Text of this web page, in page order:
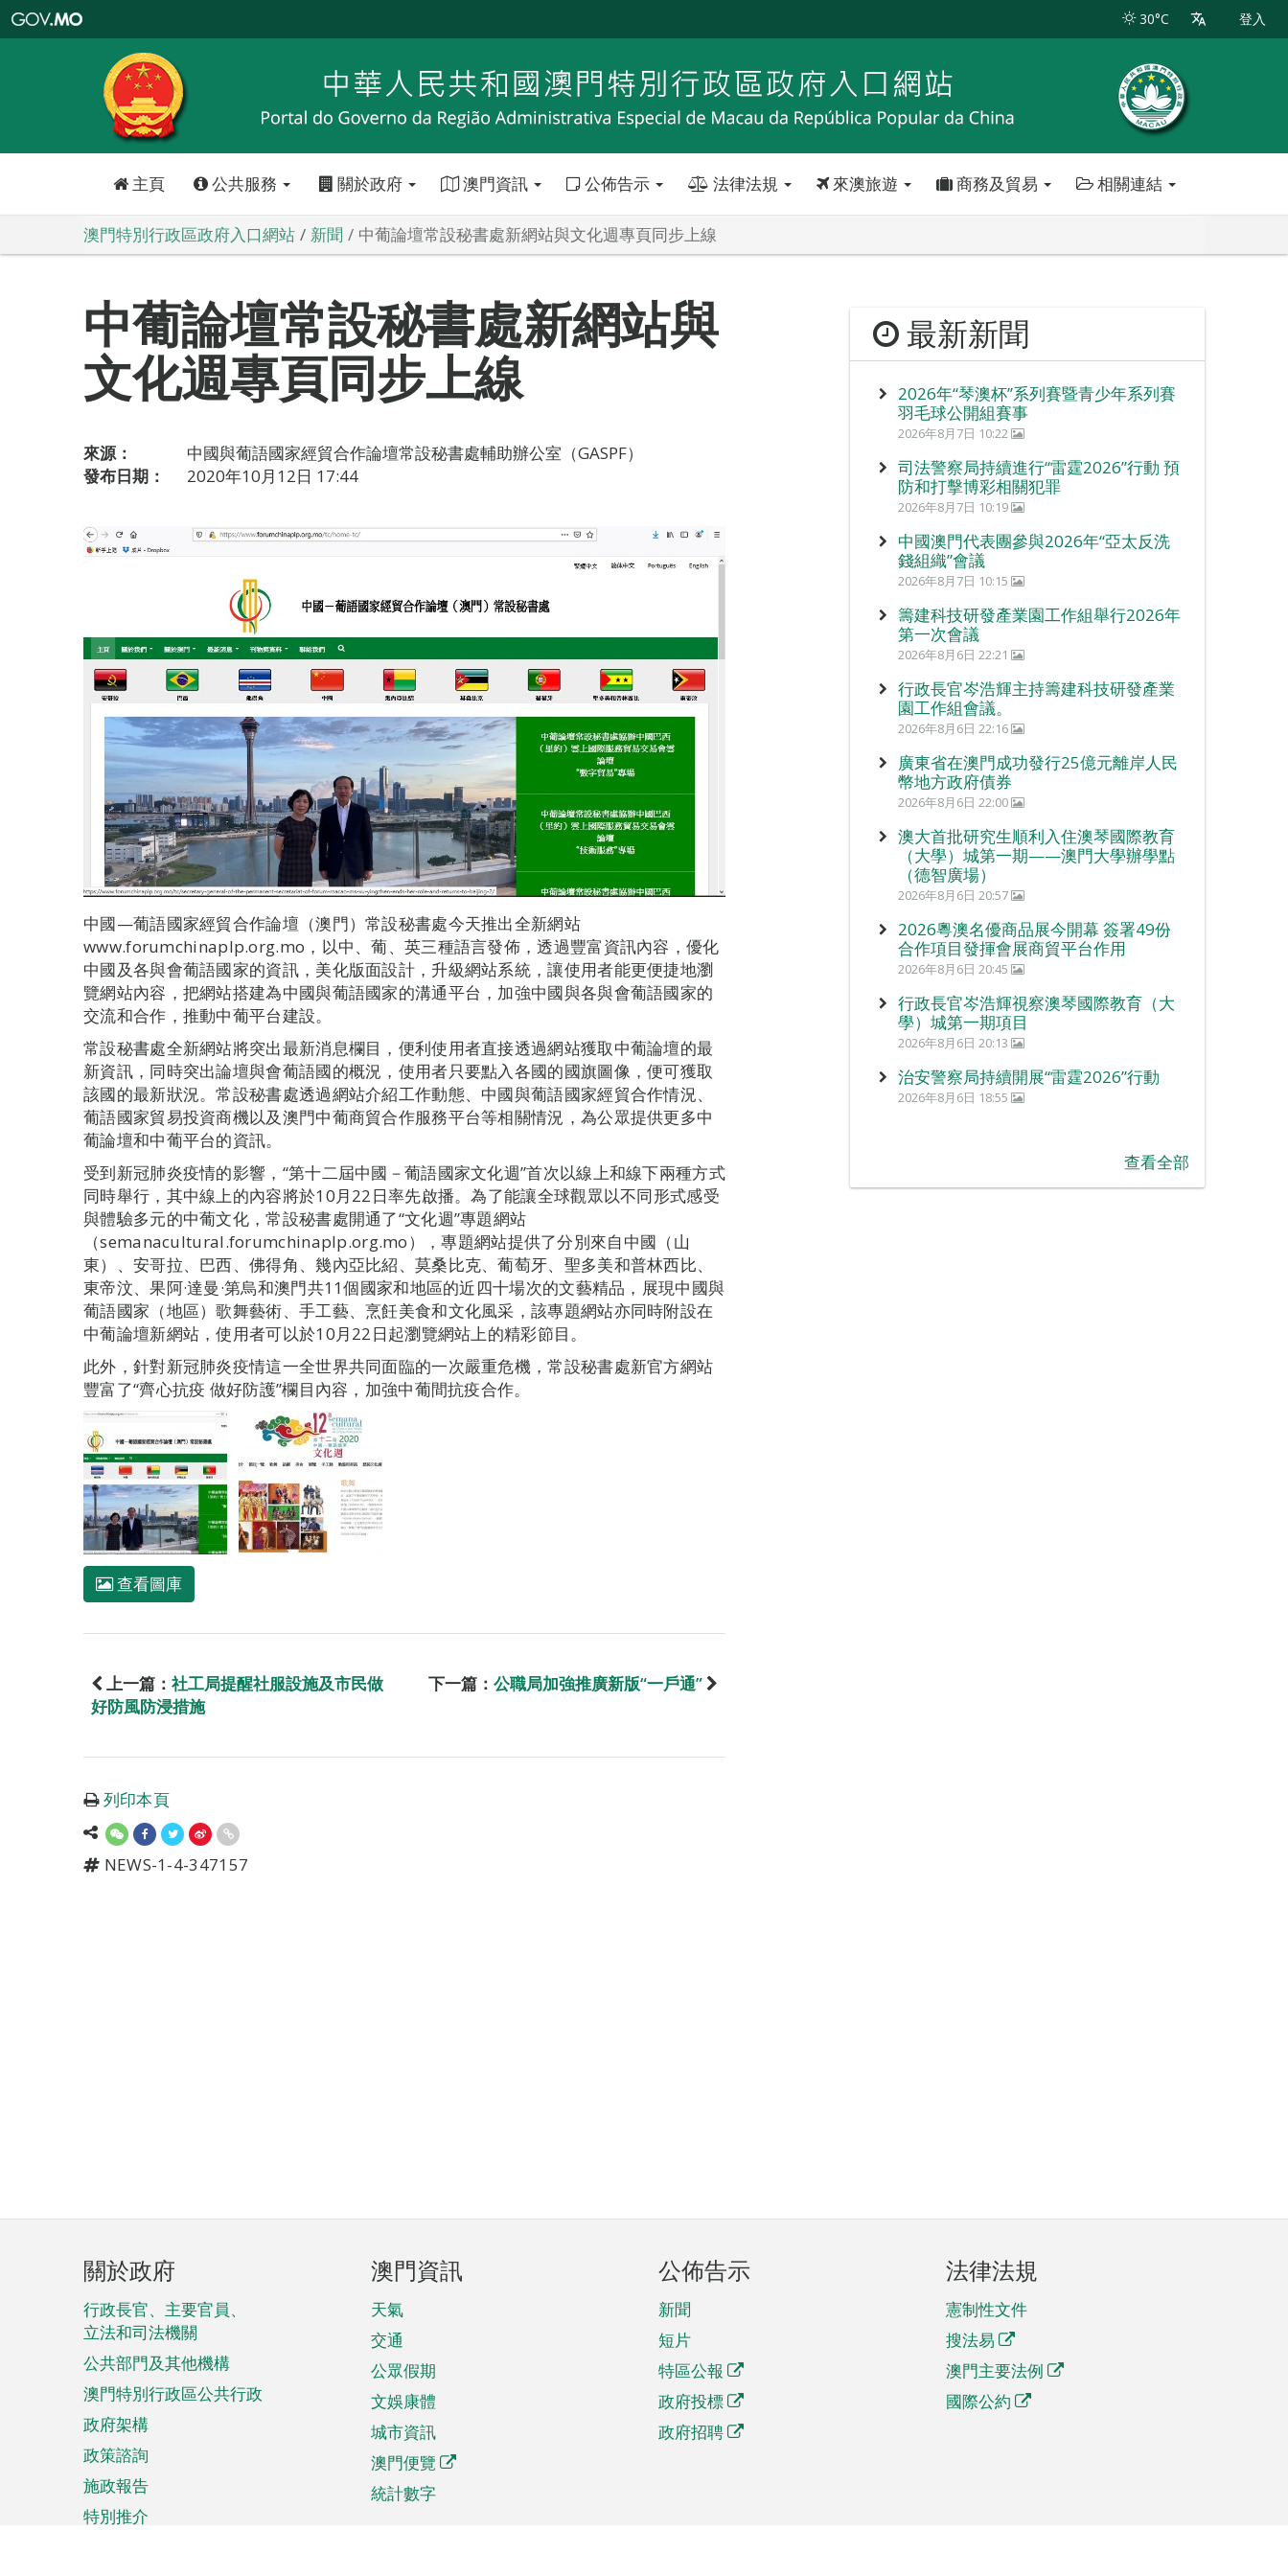
特
政
區
政
口
30°C 登入
主頁 公共服務 關於政府 澳門資訊 公佈告示 法律法規 來澳旅遊 商務及貿易 相關連結
澳門特別行政區政府入口網站 新聞 中葡論壇常設秘書處新網站與文化週專頁同步上線
中葡論壇常設秘書處新網站與
文化週專頁同步上線
來源：
中國與葡語國家經貿合作論壇常設秘書處輔助辦公室（GASPF）
發布日期：
2020年10月12日 17:44
中國—葡語國家經貿合作論壇（澳門）常設秘書處今天推出全新網站
www.forumchinaplp.org.mo，以中、葡、英三種語言發佈，透過豐富資訊內容，優化
中國及各與會葡語國家的資訊，美化版面設計，升級網站系統，讓使用者能更便捷地瀏
覽網站內容，把網站搭建為中國與葡語國家的溝通平台，加強中國與各與會葡語國家的
交流和合作，推動中葡平台建設。
常設秘書處全新網站將突出最新消息欄目，便利使用者直接透過網站獲取中葡論壇的最
新資訊，同時突出論壇與會葡語國的概況，使用者只要點入各國的國旗圖像，便可獲取
該國的最新狀況。常設秘書處透過網站介紹工作動態、中國與葡語國家經貿合作情況、
葡語國家貿易投資商機以及澳門中葡商貿合作服務平台等相關情況，為公眾提供更多中
葡論壇和中葡平台的資訊。
受到新冠肺炎疫情的影響，“第十二屆中國－葡語國家文化週”首次以線上和線下兩種方式
同時舉行，其中線上的內容將於10月22日率先啟播。為了能讓全球觀眾以不同形式感受
與體驗多元的中葡文化，常設秘書處開通了“文化週”專題網站
（semanacultural.forumchinaplp.org.mo），專題網站提供了分別來自中國（山
東）、安哥拉、巴西、佛得角、幾內亞比紹、莫桑比克、葡萄牙、聖多美和普林西比、
東帝汶、果阿·達曼·第烏和澳門共11個國家和地區的近四十場次的文藝精品，展現中國與
葡語國家（地區）歌舞藝術、手工藝、烹飪美食和文化風采，該專題網站亦同時附設在
中葡論壇新網站，使用者可以於10月22日起瀏覽網站上的精彩節目。
此外，針對新冠肺炎疫情這一全世界共同面臨的一次嚴重危機，常設秘書處新官方網站
豐富了“齊心抗疫 做好防護”欄目內容，加強中葡間抗疫合作。
查看圖庫
上一篇： 社工局提醒社服設施及市民做
好防風防浸措施
下一篇： 公職局加強推廣新版“一戶通”
列印本頁
NEWS-1-4-347157
最新新聞
2026年“琴澳杯”系列賽暨青少年系列賽
羽毛球公開組賽事
2026年8月7日 10:22
司法警察局持續進行“雷霆2026”行動 預
防和打擊博彩相關犯罪
2026年8月7日 10:19
中國澳門代表團參與2026年“亞太反洗
錢組織”會議
2026年8月7日 10:15
籌建科技研發產業園工作組舉行2026年
第一次會議
2026年8月6日 22:21
行政長官岑浩輝主持籌建科技研發產業
園工作組會議。
2026年8月6日 22:16
廣東省在澳門成功發行25億元離岸人民
幣地方政府債券
2026年8月6日 22:00
澳大首批研究生順利入住澳琴國際教育
（大學）城第一期——澳門大學辦學點
（德智廣場）
2026年8月6日 20:57
2026粵澳名優商品展今開幕 簽署49份
合作項目發揮會展商貿平台作用
2026年8月6日 20:45
行政長官岑浩輝視察澳琴國際教育（大
學）城第一期項目
2026年8月6日 20:13
治安警察局持續開展“雷霆2026”行動
2026年8月6日 18:55
查看全部
頁
腳
菜
單
關於政府
行政長官、主要官員、
立法和司法機關
公共部門及其他機構
澳門特別行政區公共行政
政府架構
政策諮詢
施政報告
特別推介
澳門資訊
天氣
交通
公眾假期
文娛康體
城市資訊
澳門便覽
統計數字
公佈告示
新聞
短片
特區公報
政府投標
政府招聘
法律法規
憲制性文件
搜法易
澳門主要法例
國際公約